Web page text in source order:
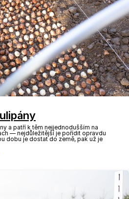
a patří k těm nejjednodušším na
— nejdůležitější je pořídit opravdu
dobu je dostat do země, pak už je